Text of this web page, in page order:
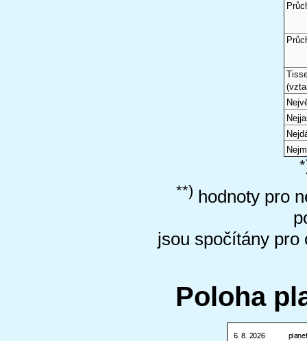
**) hodnoty pro
jsou spočítány pro
Poloha